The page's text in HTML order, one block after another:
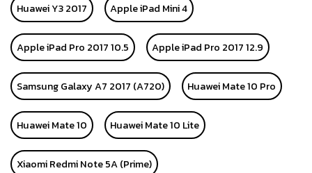
Huawei Y3 2017 Apple iPad Mini 4
Apple iPad Pro 2017 10.5 Apple iPad Pro 2017 12.9
Samsung Galaxy A7 2017 (A720) Huawei Mate 10 Pro
Huawei Mate 10 Huawei Mate 10 Lite
Xiaomi Redmi Note 5A (Prime)